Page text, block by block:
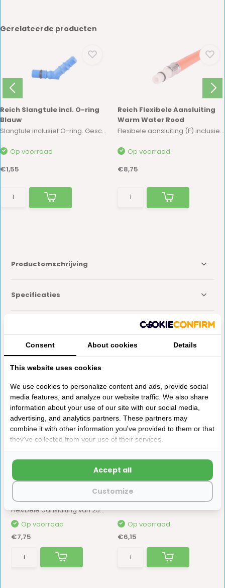
Gerelateerde producten
Reich Slangtule incl. O-ring
Blauw
Slangtule inclusief O-ring. Geschikt voor 10/1...
Op voorraad
€1,55
Reich Flexibele Aansluiting
Warm Water Rood
Flexibele aansluiting (F) inclusief O-ring. Di...
Op voorraad
€8,75
Productomschrijving
Specificaties
Delen
Anderen kochten ook
Reich Flexibele
Aansluiting 45° Tule Koud
Water Blauw
Flexibele aansluiting van 25cm lang met een 45...
Op voorraad
€7,75
Waterslang Warm Rood
Gewapend 10x14mm
2.5mtr
Op voorraad
€6,15
Consent About cookies Details
This website uses cookies
We use cookies to personalize content and ads, provide social
media features, and analyze our website traffic. We also share
information about your use of our site with our social media,
advertising, and analytics partners. These partners may
combine it with other information you've provided to them or that
they've collected from your use of their services.
Customize
Accept all